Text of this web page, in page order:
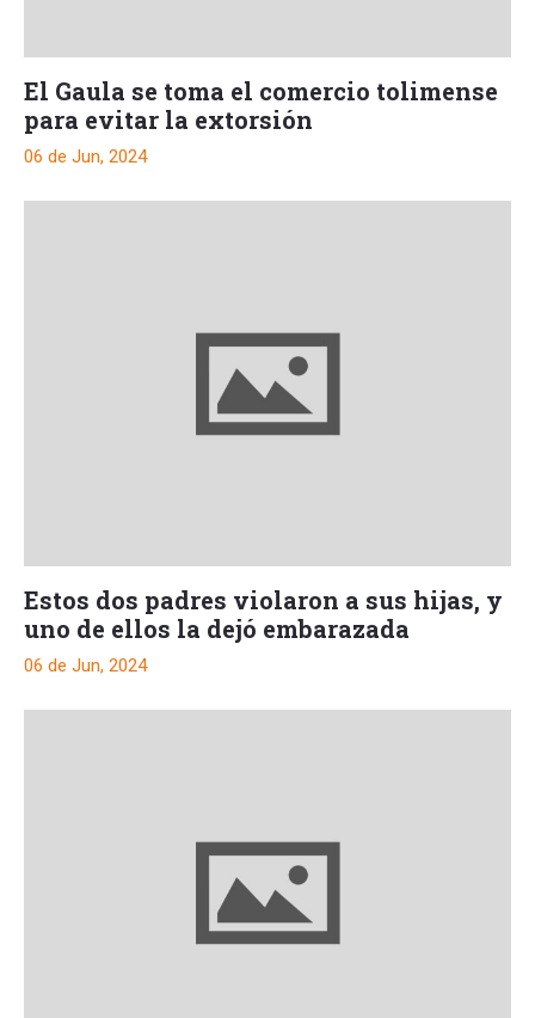
El Gaula se toma el comercio tolimense
para evitar la extorsión
06 de Jun, 2024
Estos dos padres violaron a sus hijas, y
uno de ellos la dejó embarazada
06 de Jun, 2024